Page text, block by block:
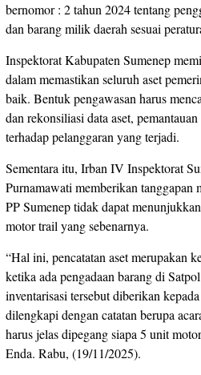
bernomor : 2 tahun 2024 tentang
dan barang milik daerah sesuai
Inspektorat Kabupaten Sumenep
dalam memastikan seluruh aset
baik. Bentuk pengawasan harus
dan rekonsiliasi data aset,
terhadap pelanggaran yang terjadi.
Sementara itu, Irban IV Inspektorat
Purnamawati memberikan tanggapan
PP Sumenep tidak dapat
motor trail yang sebenarnya.
“Hal ini, pencatatan aset merupakan
ketika ada pengadaan barang di
inventarisasi tersebut diberikan
dilengkapi dengan catatan berupa
harus jelas dipegang siapa 5 unit
Enda. Rabu, (19/11/2025).